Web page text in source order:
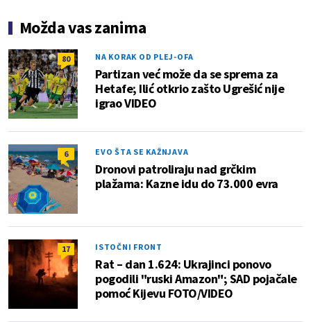
Možda vas zanima
80 NA KORAK OD PLEJ-OFA
Partizan već može da se sprema za
Hetafe; Ilić otkrio zašto Ugrešić nije
igrao VIDEO
6 EVO ŠTA SE KAŽNJAVA
Dronovi patroliraju nad grčkim
plažama: Kazne idu do 73.000 evra
17 ISTOČNI FRONT
Rat – dan 1.624: Ukrajinci ponovo
pogodili "ruski Amazon"; SAD pojačale
pomoć Kijevu FOTO/VIDEO